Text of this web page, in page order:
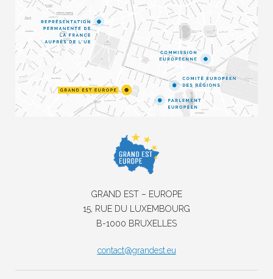
GRAND EST – EUROPE
15, RUE DU LUXEMBOURG
B-1000 BRUXELLES
contact@grandest.eu